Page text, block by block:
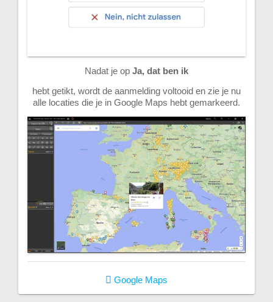
Nadat je op Ja, dat ben ik
hebt getikt, wordt de aanmelding voltooid en zie je nu
alle locaties die je in Google Maps hebt gemarkeerd.
Google Maps